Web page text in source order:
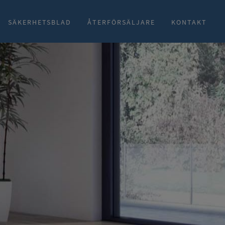
SÄKERHETSBLAD ÅTERFÖRSÄLJARE KONTAKT